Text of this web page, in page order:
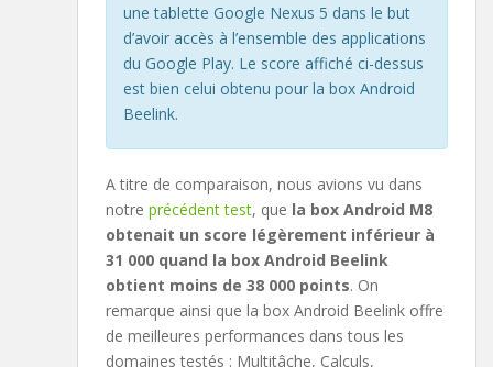
une tablette Google Nexus 5 dans le but
d’avoir accès à l’ensemble des applications
du Google Play. Le score affiché ci-dessus
est bien celui obtenu pour la box Android
Beelink.
A titre de comparaison, nous avions vu dans
notre précédent test, que la box Android M8
obtenait un score légèrement inférieur à
31 000 quand la box Android Beelink
obtient moins de 38 000 points. On
remarque ainsi que la box Android Beelink offre
de meilleures performances dans tous les
domaines testés : Multitâche, Calculs,